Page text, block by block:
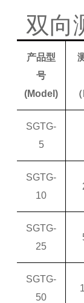
双向
产品型
号
(Model)
（
SGTG-
5
SGTG-
10
SGTG-
25
SGTG-
50